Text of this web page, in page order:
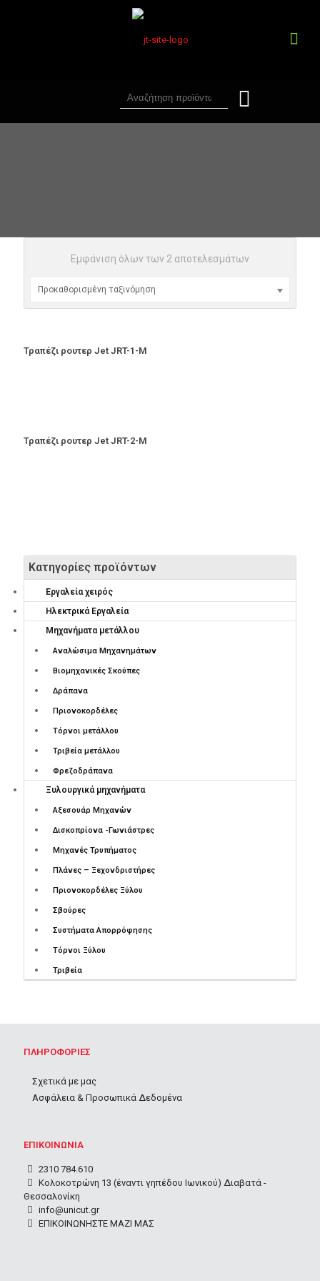
Εμφάνιση όλων των 2 αποτελεσμάτων
Τραπέζι ρουτερ Jet JRT-1-M
Τραπέζι ρουτερ Jet JRT-2-M
Κατηγορίες προϊόντων
Εργαλεία χειρός
Ηλεκτρικά Εργαλεία
Μηχανήματα μετάλλου
Αναλώσιμα Μηχανημάτων
Βιομηχανικές Σκούπες
Δράπανα
Πριονοκορδέλες
Τόρνοι μετάλλου
Τριβεία μετάλλου
Φρεζοδράπανα
Ξυλουργικά μηχανήματα
Αξεσουάρ Μηχανών
Δισκοπρίονα -Γωνιάστρες
Μηχανές Τρυπήματος
Πλάνες – Ξεχονδριστήρες
Πριονοκορδέλες Ξύλου
Σβούρες
Συστήματα Απορρόφησης
Τόρνοι Ξύλου
Τριβεία
ΠΛΗΡΟΦΟΡΙΕΣ
Σχετικά με μας
Ασφάλεια & Προσωπικά Δεδομένα
ΕΠΙΚΟΙΝΩΝΙΑ
2310 784.610
Κολοκοτρώνη 13 (έναντι γηπέδου Ιωνικού) Διαβατά -
Θεσσαλονίκη
info@unicut.gr
ΕΠΙΚΟΙΝΩΝΗΣΤΕ ΜΑΖΙ ΜΑΣ